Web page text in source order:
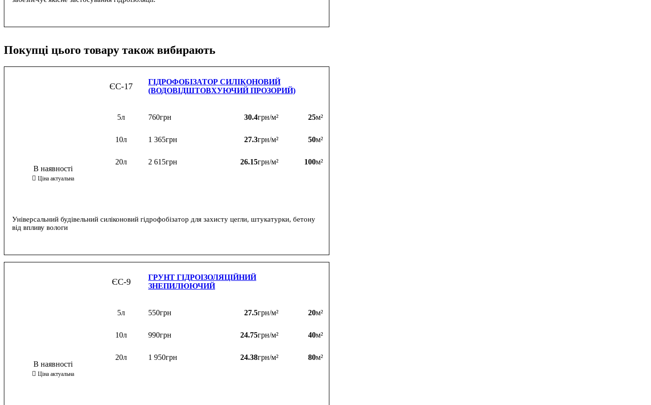
Покупці цього товару також вибирають
ЄС-17
ГІДРОФОБІЗАТОР СИЛІКОНОВИЙ
(ВОДОВІДШТОВХУЮЧИЙ ПРОЗОРИЙ)
5л 760грн 30.4грн/м² 25м²
10л 1 365грн 27.3грн/м² 50м²
20л 2 615грн 26.15грн/м² 100м²
Універсальний будівельний силіконовий гідрофобізатор для захисту цегли, штукатурки, бетону
від впливу вологи
ЄС-9
ГРУНТ ГІДРОІЗОЛЯЦІЙНИЙ
ЗНЕПИЛЮЮЧИЙ
5л 550грн 27.5грн/м² 20м²
10л 990грн 24.75грн/м² 40м²
20л 1 950грн 24.38грн/м² 80м²